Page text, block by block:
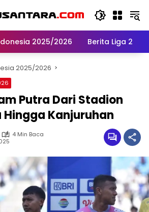
2025/2026 Berita Liga 2
2025/2026
Putra Dari Stadion
Kanjuruhan
4 Min Baca